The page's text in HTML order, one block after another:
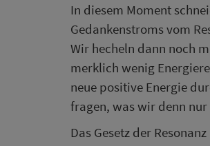
In diesem Moment
Gedankenstroms vom
Wir hecheln dann noch
merklich wenig
neue positive Energie
fragen, was wir denn nur
Das Gesetz der